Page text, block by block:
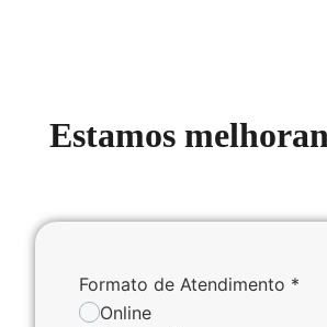
Estamos
Formato de Atendimento *
Online